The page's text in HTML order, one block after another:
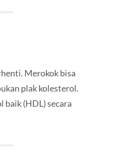
Merokok bisa
plak kolesterol.
(HDL) secara